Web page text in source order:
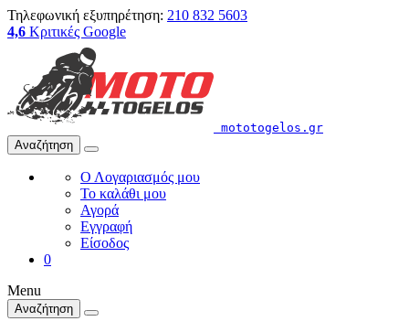
Τηλεφωνική εξυπηρέτηση: 210 832 5603
4,6 Κριτικές Google
mototogelos.gr
Αναζήτηση
Ο Λογαριασμός μου
Το καλάθι μου
Αγορά
Εγγραφή
Είσοδος
0
Menu
Αναζήτηση